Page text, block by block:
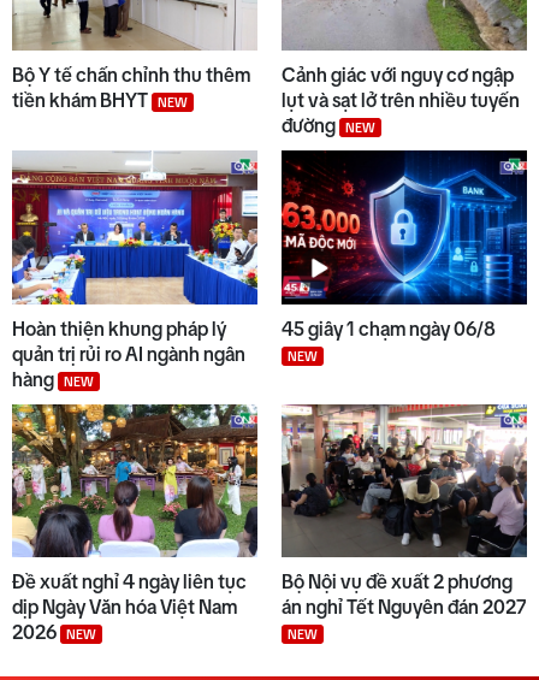
Bộ Y tế chấn chỉnh thu thêm
tiền khám BHYT
NEW
Cảnh giác với nguy cơ ngập
lụt và sạt lở trên nhiều tuyến
đường
NEW
Hoàn thiện khung pháp lý
quản trị rủi ro AI ngành ngân
hàng
NEW
45 giây 1 chạm ngày 06/8
NEW
Đề xuất nghỉ 4 ngày liên tục
dịp Ngày Văn hóa Việt Nam
2026
NEW
Bộ Nội vụ đề xuất 2 phương
án nghỉ Tết Nguyên đán 2027
NEW